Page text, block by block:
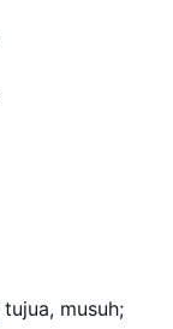
tujua, musuh;